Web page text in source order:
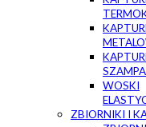
WOSKI
ZBIORNIKI I